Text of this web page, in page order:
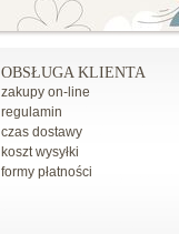
OBSŁUGA KLIENTA
zakupy on-line
regulamin
czas dostawy
koszt wysyłki
formy płatności